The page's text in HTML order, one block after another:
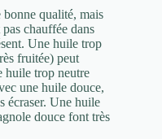
qualité, mais
chauffée dans
Une huile trop
fruitée) peut
huile trop neutre
une huile douce,
écraser. Une huile
douce font très